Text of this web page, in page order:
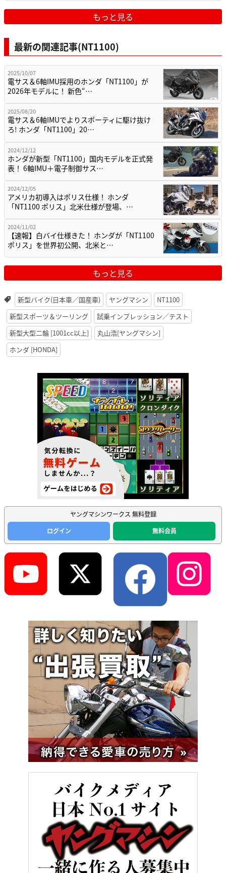
もっと見る
最新の関連記事(NT1100)
2025/10/07
電サス＆6軸IMU採用のホンダ「NT1100」が
2026年モデルに！ 新色“…
2025/08/20
電サス＆6軸IMUでよりスポーティに駆け抜け
ろ! ホンダ「NT1100」20…
2024/12/12
ホンダが新型「NT1100」国内モデルを正式発
表！ 6軸IMU＋電子制御サス…
2024/12/05
アメリカ初導入はポリス仕様！ ホンダ
「NT1100 ポリス」北米仕様が登場、…
2024/11/02
【速報】白バイ仕様きた！ ホンダが「NT1100
ポリス」を世界初公開、北米と…
もっと見る
新型バイク(日本車／国産車) ヤングマシン
NT1100
新型スポーツ＆ツーリング
試乗インプレッション／テスト
新型大型二輪 [1001cc以上]
丸山浩[ヤングマシン]
ホンダ [HONDA]
ヤングマシンワークス 無料登録
ログイン
無料会員